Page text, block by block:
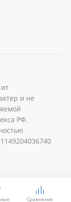
и не
РФ.
Сравнение